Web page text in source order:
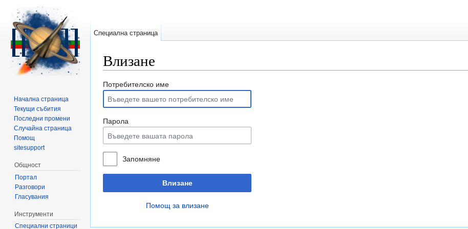
Влизане
Потребителско име
Парола
Запомняне
Влизане
Помощ за влизане
Специална страница
Начална страница
Текущи събития
Последни промени
Случайна страница
Помощ
sitesupport
Общност
Портал
Разговори
Гласувания
Инструменти
Специални страници